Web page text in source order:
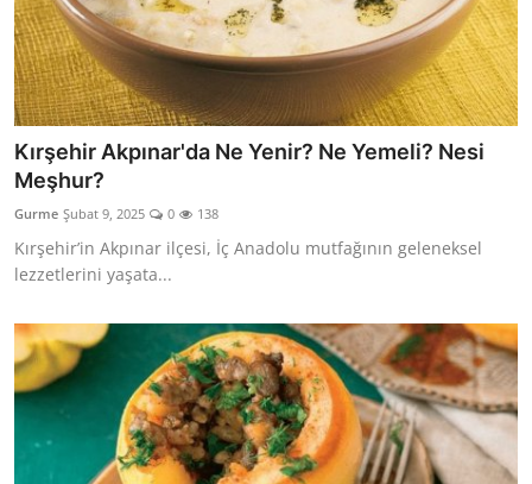
Kırşehir Akpınar'da Ne Yenir? Ne Yemeli? Nesi
Meşhur?
Gurme Şubat 9, 2025 0 138
Kırşehir’in Akpınar ilçesi, İç Anadolu mutfağının geleneksel
lezzetlerini yaşata...